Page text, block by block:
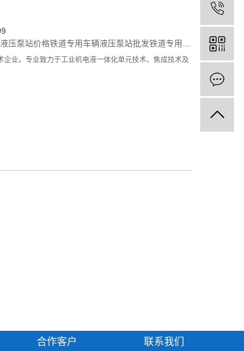
压泵站价格铁道专用车辆液压泵站批发铁道专用车辆液压泵站公司
业。专业致力于工业机电液一体化单元技术、焦成技术及
合作客户 联系我们